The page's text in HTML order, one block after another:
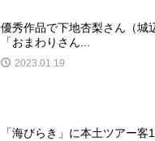
優秀作品で下地杏梨さん（城
「おまわりさん...
2023.01.19
「海びらき」に本土ツアー客